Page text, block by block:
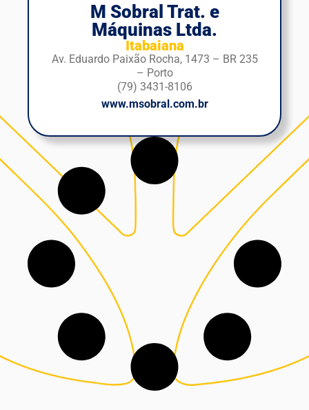
M Sobral Trat. e
Máquinas Ltda.
Itabaiana
Av. Eduardo Paixão Rocha, 1473 – BR 235
– Porto
(79) 3431-8106
www.msobral.com.br